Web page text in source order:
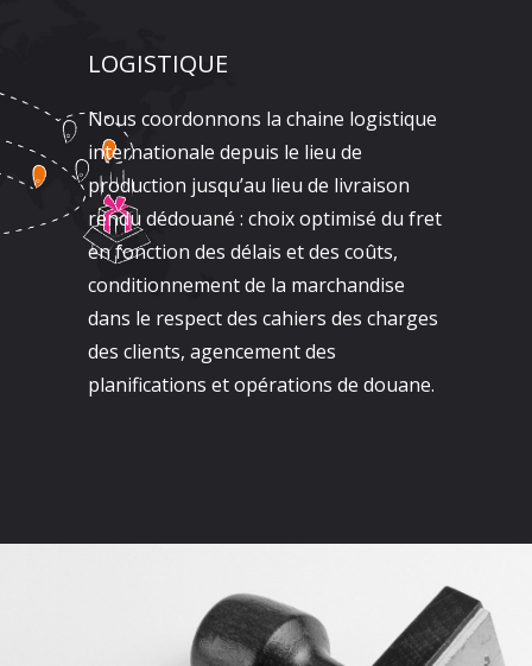
LOGISTIQUE
Nous coordonnons la chaine logistique
internationale depuis le lieu de
production jusqu’au lieu de livraison
rendu dédouané : choix optimisé du fret
en fonction des délais et des coûts,
conditionnement de la marchandise
dans le respect des cahiers des charges
des clients, agencement des
planifications et opérations de douane.